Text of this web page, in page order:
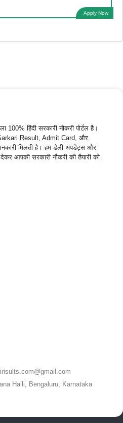
Apply Now
100% हिंदी सरकारी नौकरी पोर्टल है।
Result, Admit Card, और
मिलती है। हम डेली अपडेट्स और
आपकी सरकारी नौकरी की तैयारी को
Halli, Bengaluru, Karnataka